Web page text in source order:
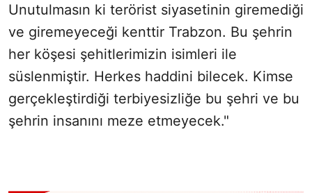
Unutulmasın ki terörist siyasetinin giremediği
ve giremeyeceği kenttir Trabzon. Bu şehrin
her köşesi şehitlerimizin isimleri ile
süslenmiştir. Herkes haddini bilecek. Kimse
gerçekleştirdiği terbiyesizliğe bu şehri ve bu
şehrin insanını meze etmeyecek."